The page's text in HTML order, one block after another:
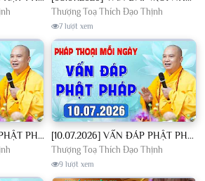
Thượng Toạ Thích Đạo Thịnh
7 lượt xem
[09.07.2026] VẤN ĐÁP PHẬT PHÁP - Nghe Thầy giảng Pháp mỗi ngày CÔNG ĐỨC VÔ LƯỢNG│TT. Thích Đạo Thịnh [10.07.2026] VẤN ĐÁP PHẬT PHÁP - Nghe Thầy giảng Pháp mỗi ngày CÔNG ĐỨC VÔ LƯỢNG│TT. Thích Đạo Thịnh
Thượng Toạ Thích Đạo Thịnh
9 lượt xem